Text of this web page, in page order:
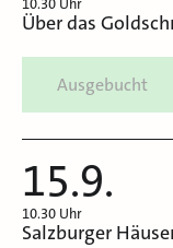
10.30 Uhr
Über das
Ausgebucht
15.9.
10.30 Uhr
Salzburger